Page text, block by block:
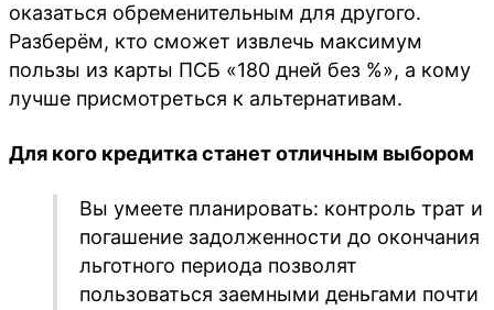
оказаться обременительным для другого.
Разберём, кто сможет извлечь максимум
пользы из карты ПСБ «180 дней без %», а кому
лучше присмотреться к альтернативам.
Для кого кредитка станет отличным выбором
Вы умеете планировать: контроль трат и
погашение задолженности до окончания
льготного периода позволят
пользоваться заемными деньгами почти